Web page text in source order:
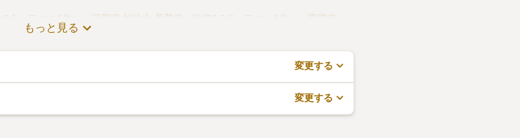
日蓮宗 如法山 長善寺
宗清寺
う。資料請求や見学予約が無料でできますので、活用してみてください。
もっと見る
変更する
変更する